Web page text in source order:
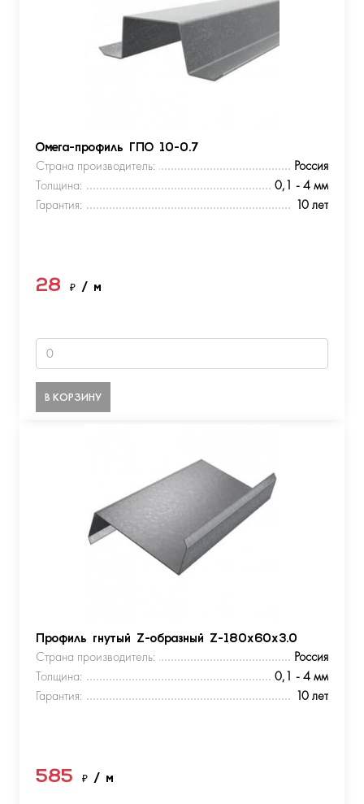
Омега-профиль ГПО 10-0.7
Страна производитель:
Россия
Толщина:
0,1 - 4 мм
Гарантия:
10 лет
28 ₽ / м
В КОРЗИНУ
Профиль гнутый Z-образный Z-180х60х3.0
Страна производитель:
Россия
Толщина:
0,1 - 4 мм
Гарантия:
10 лет
585 ₽ / м